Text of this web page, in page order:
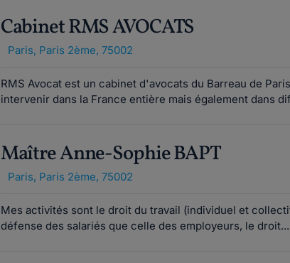
Cabinet RMS AVOCATS
Paris, Paris 2ème, 75002
RMS Avocat est un cabinet d'avocats du Barreau de
intervenir dans la France entière mais également dans
Maître Anne-Sophie BAPT
Paris, Paris 2ème, 75002
Mes activités sont le droit du travail (individuel et
défense des salariés que celle des employeurs, le droit...